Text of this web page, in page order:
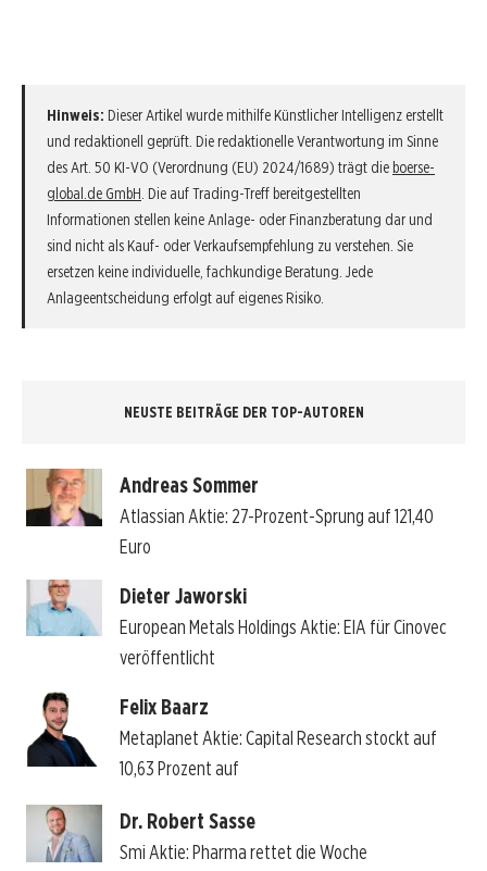
Hinweis: Dieser Artikel wurde mithilfe Künstlicher Intelligenz erstellt
und redaktionell geprüft. Die redaktionelle Verantwortung im Sinne
des Art. 50 KI-VO (Verordnung (EU) 2024/1689) trägt die boerse-
global.de GmbH . Die auf Trading-Treff bereitgestellten
Informationen stellen keine Anlage- oder Finanzberatung dar und
sind nicht als Kauf- oder Verkaufsempfehlung zu verstehen. Sie
ersetzen keine individuelle, fachkundige Beratung. Jede
Anlageentscheidung erfolgt auf eigenes Risiko.
NEUSTE BEITRÄGE DER TOP-AUTOREN
Andreas Sommer
Atlassian Aktie: 27-Prozent-Sprung auf 121,40
Euro
Dieter Jaworski
European Metals Holdings Aktie: EIA für Cinovec
veröffentlicht
Felix Baarz
Metaplanet Aktie: Capital Research stockt auf
10,63 Prozent auf
Dr. Robert Sasse
Smi Aktie: Pharma rettet die Woche